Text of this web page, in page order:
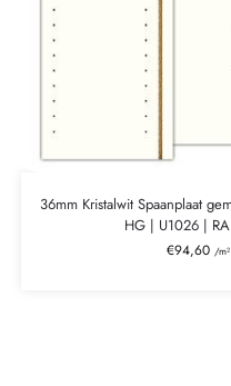
36mm Kristalwit Spaanplaat
HG | U1026 |
€94,60 /m²